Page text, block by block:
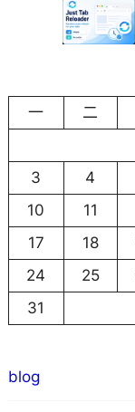
一
二
3
4
10
11
17
18
24
25
31
blog